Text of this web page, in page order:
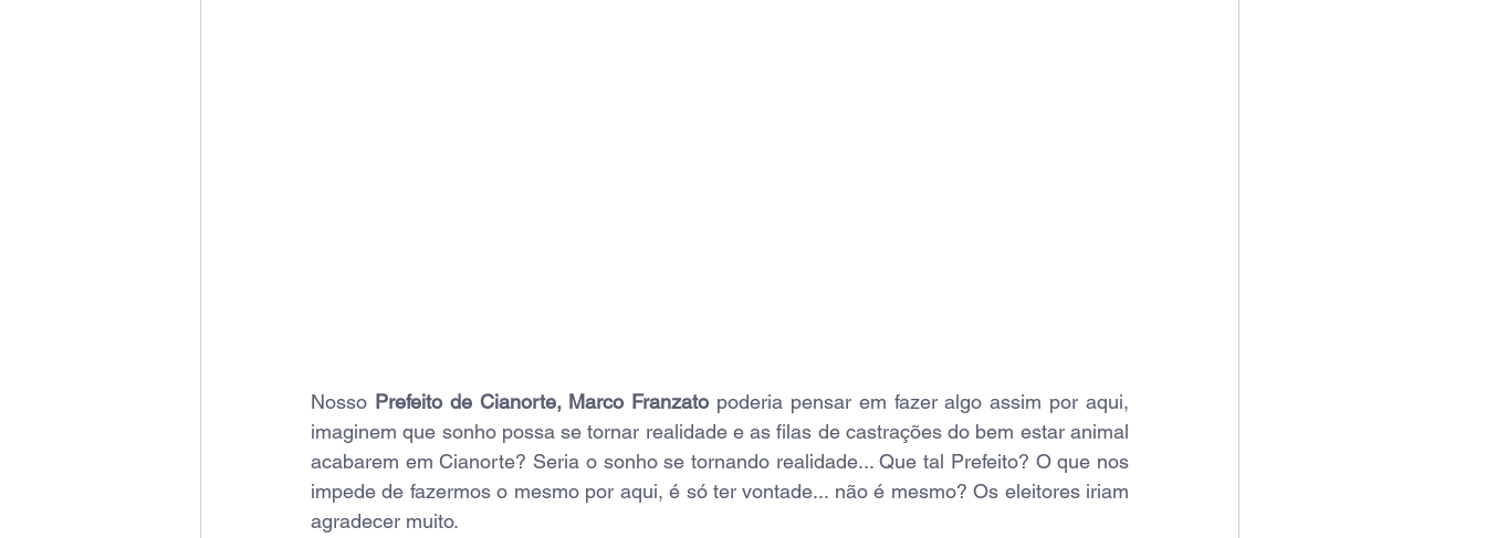
Nosso Prefeito de Cianorte, Marco Franzato poderia pensar em fazer algo assim por aqui,
imaginem que sonho possa se tornar realidade e as filas de castrações do bem estar animal
acabarem em Cianorte? Seria o sonho se tornando realidade... Que tal Prefeito? O que nos
impede de fazermos o mesmo por aqui, é só ter vontade... não é mesmo? Os eleitores iriam
agradecer muito.